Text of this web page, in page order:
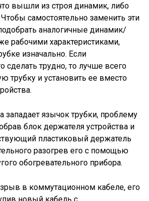
вышли из строя динамик, либо
самостоятельно заменить эти
аналогичные динамик/
рабочими характеристиками,
изначально. Если
сделать трудно, то лучше всего
трубку и установить ее вместо
западает язычок трубки, проблему
блок держателя устройства и
пластиковый держатель
разогрев его с помощью
обогревательного прибора.
в коммутационном кабеле, его